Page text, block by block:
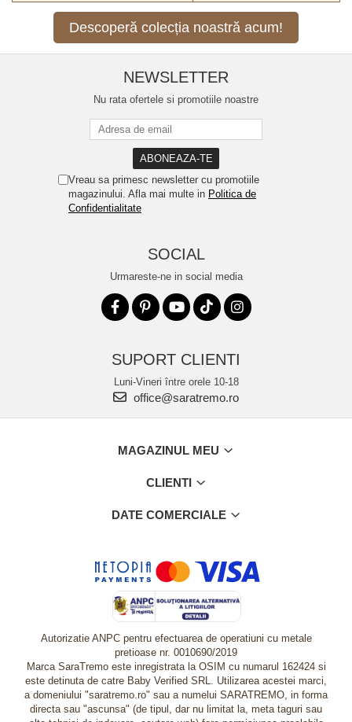
Descoperă colecția noastră acum!
NEWSLETTER
Nu rata ofertele si promotiile noastre
Vreau sa primesc newsletter cu promotiile
magazinului. Afla mai multe in Politica de
Confidentialitate
SOCIAL
Urmareste-ne in social media
SUPORT CLIENTI
Luni-Vineri între orele 10-18
office@saratremo.ro
MAGAZINUL MEU
CLIENTI
DATE COMERCIALE
Autorizatie ANPC pentru efectuarea de operatiuni cu metale
pretioase nr. 0010690/2019
Marca SaraTremo este inregistrata la OSIM cu numarul 162424 si
este detinuta de catre Baby Verified SRL. Utilizarea acestei marci,
a domeniului "saratremo.ro" sau a numelui SARATREMO, in forma
directa sau "ascunsa" (de tipul, dar nu limitat la, meta taguri sau